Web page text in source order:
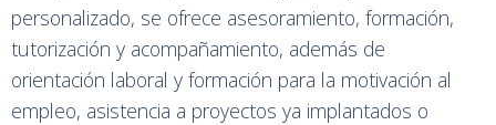
personalizado, se ofrece asesoramiento, formación,
tutorización y acompañamiento, además de
orientación laboral y formación para la motivación al
empleo, asistencia a proyectos ya implantados o